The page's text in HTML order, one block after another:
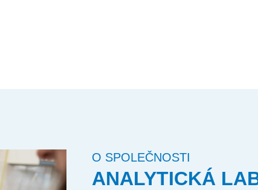
O SPOLEČNOSTI
ANALYTICKÁ